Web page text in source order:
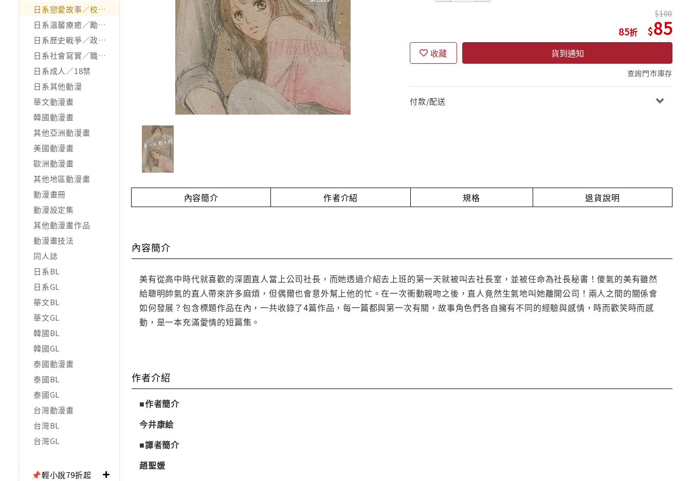
日系戀愛故事／校園青春
日系溫馨療癒／勵志搞笑
日系歷史戰爭／政治宗教
日系社會寫實／職場職人
日系成人／18禁
日系其他動漫
華文動漫畫
韓國動漫畫
其他亞洲動漫畫
美國動漫畫
歐洲動漫畫
其他地區動漫畫
動漫畫冊
動漫設定集
其他動漫畫作品
動漫畫技法
同人誌
日系BL
日系GL
華文BL
華文GL
韓國BL
韓國GL
泰國動漫畫
泰國BL
泰國GL
台灣動漫畫
台灣BL
台灣GL
📌輕小說79折起
85
100
85
收藏 貨到通知
查詢門市庫存
付款/配送
內容簡介 作者介紹 規格 退貨說明
內容簡介
美有從高中時代就喜歡的深園直人當上公司社長，而她透過介紹去上班的第一天就被叫去社長室，並被任命為社長秘書！傻氣的美有雖然
給聰明帥氣的直人帶來許多麻煩，但偶爾也會意外幫上他的忙。在一次衝動親吻之後，直人竟然生氣地叫她離開公司！兩人之間的關係會
如何發展？包含標題作品在內，一共收錄了4篇作品，每一篇都與第一次有關，故事角色們各自擁有不同的經驗與感情，時而歡笑時而感
動，是一本充滿愛情的短篇集。
作者介紹
■作者簡介
今井康絵
■譯者簡介
趙聖媛